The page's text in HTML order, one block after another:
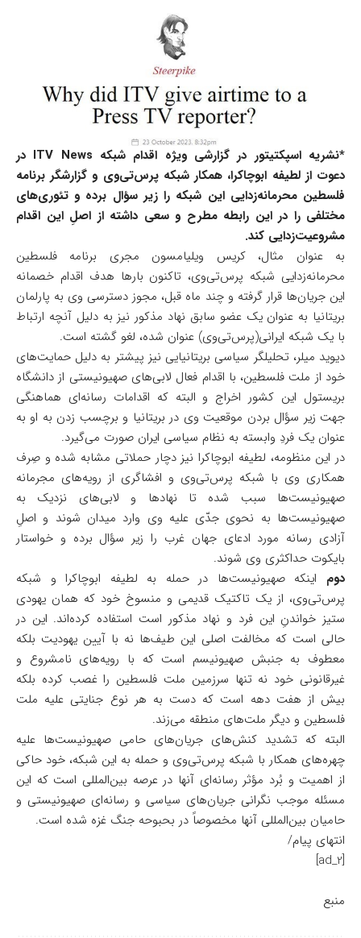
*نشریه اسپکتیتور در گزارشی ویژه اقدام شبکه ITV News در
دعوت از لطیفه ابوچاکرا، همکار شبکه پرس‌تی‌وی و گزارشگر برنامه
فلسطین محرمانه‌زدایی این شبکه را زیر سؤال برده و تئوری‌های
مختلفی را در این رابطه مطرح و سعی داشته از اصلِ این اقدام
مشروعیت‌زدایی کند.
به عنوان مثال، کریس ویلیامسون مجری برنامه فلسطین
محرمانه‌زدایی شبکه پرس‌تی‌وی، تاکنون بارها هدف اقدام خصمانه
این جریان‌ها قرار گرفته و چند ماه قبل، مجوز دسترسی وی به پارلمان
بریتانیا به عنوان یک عضو سابق نهاد مذکور نیز به دلیل آنچه ارتباط
با یک شبکه ایرانی(پرس‌تی‌وی) عنوان شده، لغو گشته است.
دیوید میلر، تحلیلگر سیاسی بریتانیایی نیز پیشتر به دلیل حمایت‌های
خود از ملت فلسطین، با اقدام فعال لابی‌های صهیونیستی از دانشگاه
بریستول این کشور اخراج و البته که اقدامات رسانه‌ای هماهنگی
جهت زیر سؤال بردن موقعیت وی در بریتانیا و برچسب زدن به او به
عنوان یک فردِ وابسته به نظام سیاسی ایران صورت می‌گیرد.
در این منظومه، لطیفه ابوچاکرا نیز دچار حملاتی مشابه شده و صِرف
همکاری وی با شبکه پرس‌تی‌وی و افشاگری از رویه‌های مجرمانه
صهیونیست‌ها سبب شده تا نهادها و لابی‌های نزدیک به
صهیونیست‌ها به نحوی جدّی علیه وی وارد میدان شوند و اصلِ
آزادی رسانه مورد ادعای جهان غرب را زیر سؤال برده و خواستار
بایکوت حداکثری وی شوند.
دوم اینکه صهیونیست‌ها در حمله به لطیفه ابوچاکرا و شبکه
پرس‌تی‌وی، از یک تاکتیک قدیمی و منسوخ خود که همان یهودی
ستیز خواندنِ این فرد و نهاد مذکور است استفاده کرده‌اند. این در
حالی است که مخالفت اصلی این طیف‌ها نه با آیین یهودیت بلکه
معطوف به جنبش صهیونیسم است که با رویه‌های نامشروع و
غیرقانونی خود نه تنها سرزمین ملت فلسطین را غصب کرده بلکه
بیش از هفت دهه است که دست به هر نوع جنایتی علیه ملت
فلسطین و دیگر ملت‌های منطقه می‌زند.
البته که تشدید کنش‌های جریان‌های حامی صهیونیست‌ها علیه
چهره‌های همکار با شبکه پرس‌تی‌وی و حمله به این شبکه، خود حاکی
از اهمیت و بُرد مؤثر رسانه‌ای آنها در عرصه بین‌المللی است که این
مسئله موجب نگرانی جریان‌های سیاسی و رسانه‌ای صهیونیستی و
حامیان بین‌المللی آنها مخصوصاً در بحبوحه جنگ غزه شده است.
انتهای پیام/
[ad_2]
منبع